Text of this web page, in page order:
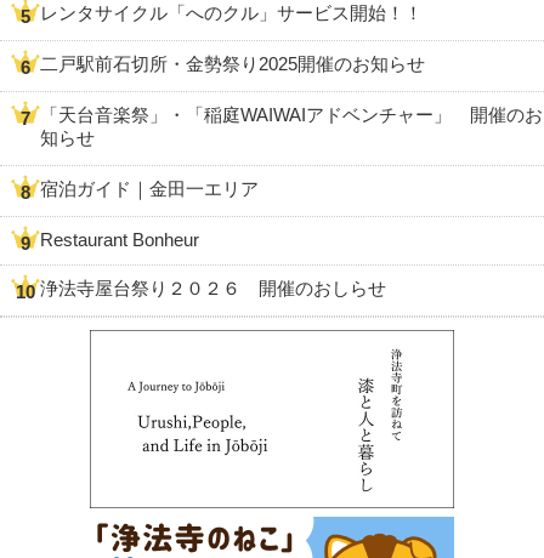
レンタサイクル「へのクル」サービス開始！！
二戸駅前石切所・金勢祭り2025開催のお知らせ
「天台音楽祭」・「稲庭WAIWAIアドベンチャー」 開催のお
知らせ
宿泊ガイド｜金田一エリア
Restaurant Bonheur
浄法寺屋台祭り２０２６ 開催のおしらせ